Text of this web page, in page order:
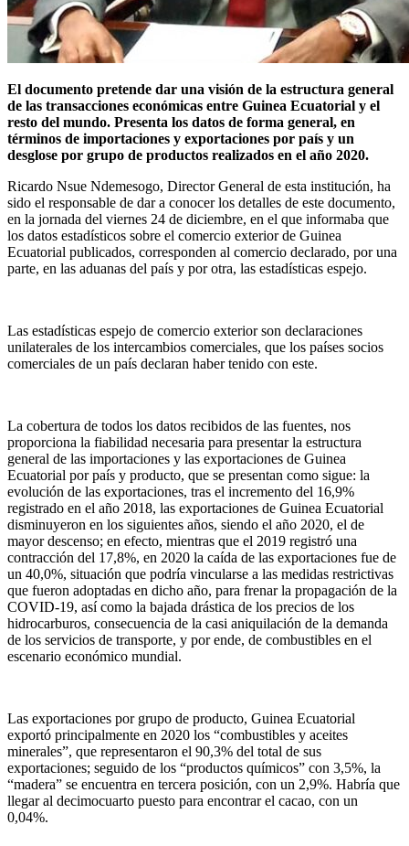
El documento pretende dar una visión de la estructura general
de las transacciones económicas entre Guinea Ecuatorial y el
resto del mundo. Presenta los datos de forma general, en
términos de importaciones y exportaciones por país y un
desglose por grupo de productos realizados en el año 2020.
Ricardo Nsue Ndemesogo, Director General de esta institución, ha
sido el responsable de dar a conocer los detalles de este documento,
en la jornada del viernes 24 de diciembre, en el que informaba que
los datos estadísticos sobre el comercio exterior de Guinea
Ecuatorial publicados, corresponden al comercio declarado, por una
parte, en las aduanas del país y por otra, las estadísticas espejo.
Las estadísticas espejo de comercio exterior son declaraciones
unilaterales de los intercambios comerciales, que los países socios
comerciales de un país declaran haber tenido con este.
La cobertura de todos los datos recibidos de las fuentes, nos
proporciona la fiabilidad necesaria para presentar la estructura
general de las importaciones y las exportaciones de Guinea
Ecuatorial por país y producto, que se presentan como sigue: la
evolución de las exportaciones, tras el incremento del 16,9%
registrado en el año 2018, las exportaciones de Guinea Ecuatorial
disminuyeron en los siguientes años, siendo el año 2020, el de
mayor descenso; en efecto, mientras que el 2019 registró una
contracción del 17,8%, en 2020 la caída de las exportaciones fue de
un 40,0%, situación que podría vincularse a las medidas restrictivas
que fueron adoptadas en dicho año, para frenar la propagación de la
COVID-19, así como la bajada drástica de los precios de los
hidrocarburos, consecuencia de la casi aniquilación de la demanda
de los servicios de transporte, y por ende, de combustibles en el
escenario económico mundial.
Las exportaciones por grupo de producto, Guinea Ecuatorial
exportó principalmente en 2020 los “combustibles y aceites
minerales”, que representaron el 90,3% del total de sus
exportaciones; seguido de los “productos químicos” con 3,5%, la
“madera” se encuentra en tercera posición, con un 2,9%. Habría que
llegar al decimocuarto puesto para encontrar el cacao, con un
0,04%.